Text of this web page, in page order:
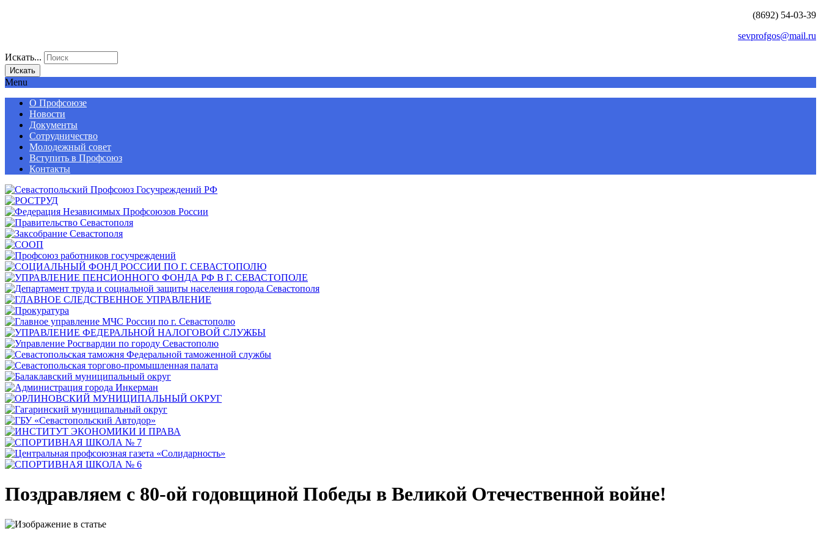
(8692) 54-03-39
sevprofgos@mail.ru
Искать...
Искать
Menu
О Профсоюзе
Новости
Документы
Сотрудничество
Молодежный совет
Вступить в Профсоюз
Контакты
Поздравляем с 80-ой годовщиной Победы в Великой Отечественной войне!